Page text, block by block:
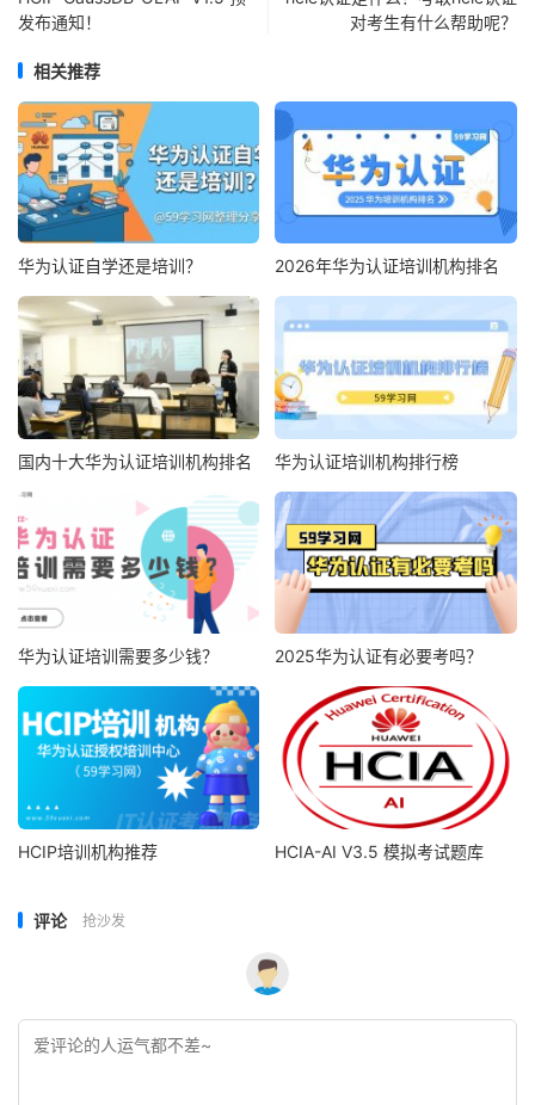
发布通知！
对考生有什么帮助呢？
相关推荐
华为认证自学还是培训？ 2026年华为认证培训机构排名
国内十大华为认证培训机构排名 华为认证培训机构排行榜
华为认证培训需要多少钱？ 2025华为认证有必要考吗？
HCIP培训机构推荐 HCIA-AI V3.5 模拟考试题库
评论 抢沙发